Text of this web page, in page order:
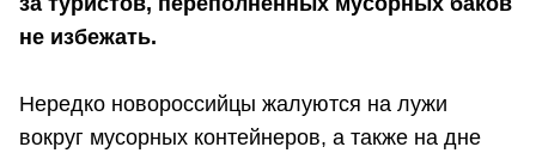
не избежать.
Нередко новороссийцы жалуются на лужи
вокруг мусорных контейнеров, а также на дне